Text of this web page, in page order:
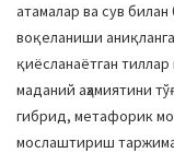
атамалар ва сув
воқеланиши
қиёсланаётган
маданий аҳамиятини
гибрид, метафорик
мослаштириш таржима